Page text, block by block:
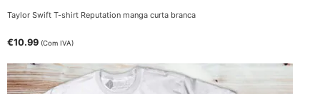
Taylor Swift T-shirt Reputation manga curta branca
€10.99 (Com IVA)